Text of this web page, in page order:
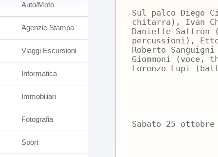
Sul palco Diego
chitarra), Ivan
Danielle Saffron
percussioni),
Roberto
Giommoni (voce,
Lorenzo Lupi
Sabato 25
Auto/Moto
Agenzie Stampa
Viaggi Escursioni
Informatica
Immobiliari
Fotografia
Sport